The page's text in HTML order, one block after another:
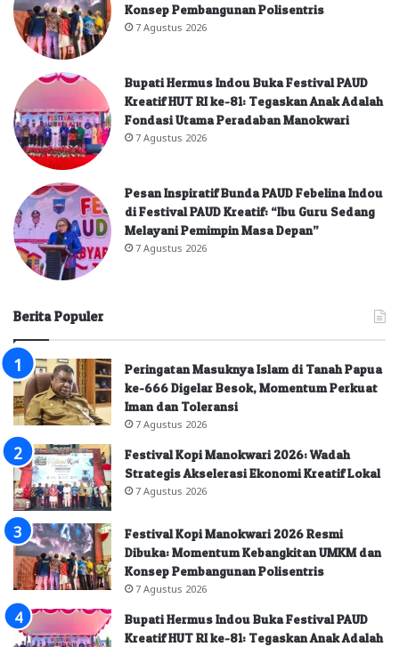
Konsep Pembangunan Polisentris
7 Agustus 2026
Bupati Hermus Indou Buka Festival PAUD
Kreatif HUT RI ke-81: Tegaskan Anak Adalah
Fondasi Utama Peradaban Manokwari
7 Agustus 2026
Pesan Inspiratif Bunda PAUD Febelina Indou
di Festival PAUD Kreatif: “Ibu Guru Sedang
Melayani Pemimpin Masa Depan”
7 Agustus 2026
Berita Populer
Peringatan Masuknya Islam di Tanah Papua
ke-666 Digelar Besok, Momentum Perkuat
Iman dan Toleransi
7 Agustus 2026
Festival Kopi Manokwari 2026: Wadah
Strategis Akselerasi Ekonomi Kreatif Lokal
7 Agustus 2026
Festival Kopi Manokwari 2026 Resmi
Dibuka: Momentum Kebangkitan UMKM dan
Konsep Pembangunan Polisentris
7 Agustus 2026
Bupati Hermus Indou Buka Festival PAUD
Kreatif HUT RI ke-81: Tegaskan Anak Adalah